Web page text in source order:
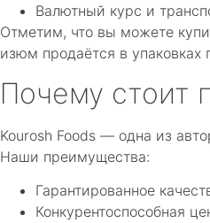
Валютный курс и
Отметим, что вы можете
изюм продаётся в упаковках
Почему стоит
Kourosh Foods — одна из
Наши преимущества:
Гарантированное
Конкурентоспособная